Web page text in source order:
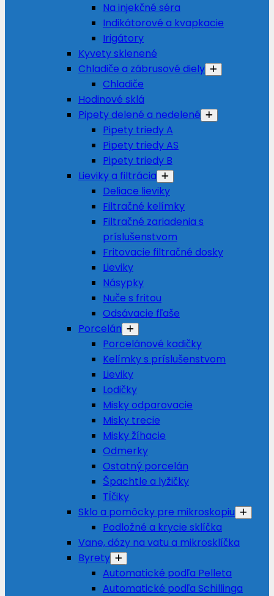
Na injekčné séra
Indikátorové a kvapkacie
Irigátory
Kyvety sklenené
Chladiče a zábrusové diely
Chladiče
Hodinové sklá
Pipety delené a nedelené
Pipety triedy A
Pipety triedy AS
Pipety triedy B
Lieviky a filtrácia
Deliace lieviky
Filtračné kelímky
Filtračné zariadenia s
príslušenstvom
Fritovacie filtračné dosky
Lieviky
Násypky
Nuče s fritou
Odsávacie fľaše
Porcelán
Porcelánové kadičky
Kelímky s príslušenstvom
Lieviky
Lodičky
Misky odparovacie
Misky trecie
Misky žíhacie
Odmerky
Ostatný porcelán
Špachtle a lyžičky
Tĺčiky
Sklo a pomôcky pre mikroskopiu
Podložné a krycie sklíčka
Vane, dózy na vatu a mikrosklíčka
Byrety
Automatické podľa Pelleta
Automatické podľa Schillinga